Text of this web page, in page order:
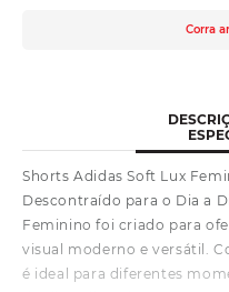
Corra
Shorts Adidas Soft Lux
Descontraído para o Dia a
Feminino foi criado para
visual moderno e versátil.
é ideal para diferentes